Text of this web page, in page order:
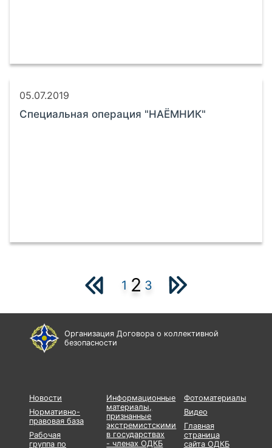
05.07.2019
Специальная операция "НАЁМНИК"
1 2 3
Организация Договора о коллективной
безопасности
Новости
Нормативно-
правовая база
Рабочая
группа по
Информационные
материалы,
признанные
экстремистскими
в государствах
- членах ОДКБ
Фотоматериалы
Видео
Главная
страница
сайта ОДКБ